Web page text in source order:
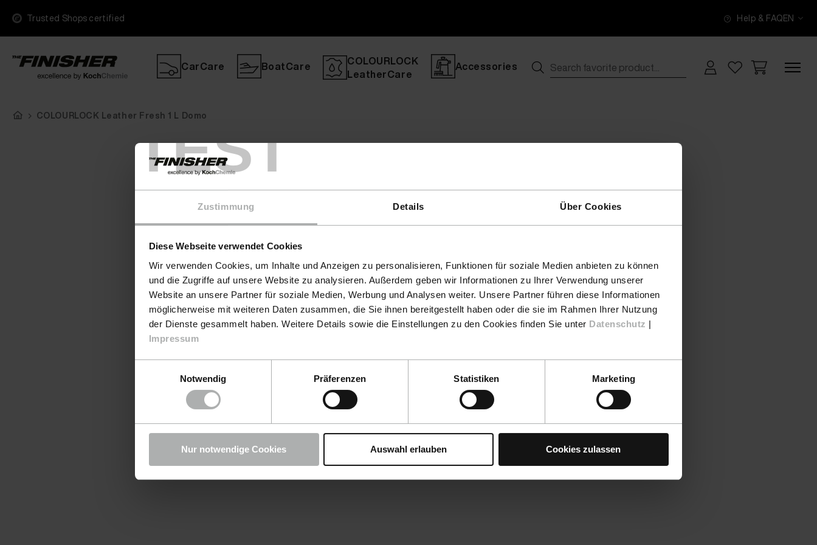
TEST
Zustimmung Details Über Cookies
Diese Webseite verwendet Cookies
Wir verwenden Cookies, um Inhalte und Anzeigen zu personalisieren, Funktionen für soziale Medien anbieten zu können
und die Zugriffe auf unsere Website zu analysieren. Außerdem geben wir Informationen zu Ihrer Verwendung unserer
Website an unsere Partner für soziale Medien, Werbung und Analysen weiter. Unsere Partner führen diese Informationen
möglicherweise mit weiteren Daten zusammen, die Sie ihnen bereitgestellt haben oder die sie im Rahmen Ihrer Nutzung
der Dienste gesammelt haben. Weitere Details sowie die Einstellungen zu den Cookies finden Sie unter Datenschutz |
Impressum
Notwendig
Präferenzen Statistiken Marketing
Nur notwendige Cookies Auswahl erlauben Cookies zulassen
Trusted Shops certified Help & FAQEN
CarCare BoatCare
COLOURLOCK
LeatherCare
Accessories
COLOURLOCK Leather Fresh 1 L Domo